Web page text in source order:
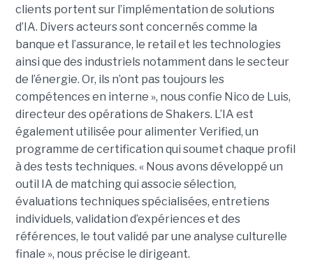
clients portent sur l’implémentation de solutions
d’IA. Divers acteurs sont concernés comme la
banque et l’assurance, le retail et les technologies
ainsi que des industriels notamment dans le secteur
de l’énergie. Or, ils n’ont pas toujours les
compétences en interne », nous confie Nico de Luis,
directeur des opérations de Shakers. L’IA est
également utilisée pour alimenter Verified, un
programme de certification qui soumet chaque profil
à des tests techniques. « Nous avons développé un
outil IA de matching qui associe sélection,
évaluations techniques spécialisées, entretiens
individuels, validation d’expériences et des
références, le tout validé par une analyse culturelle
finale », nous précise le dirigeant.